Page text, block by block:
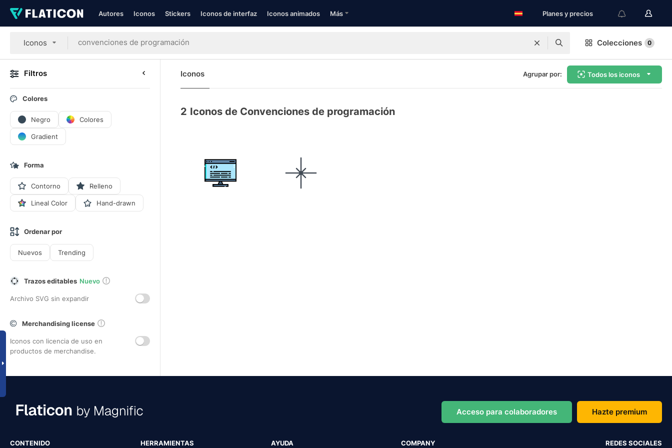
Autores Iconos Stickers Iconos de interfaz Iconos animados Más Planes y precios
Iconos Colecciones 0
Filtros
Colores
Negro Colores
Gradient
Forma
Contorno Relleno
Lineal Color Hand-drawn
Ordenar por
Nuevos Trending
Trazos editables Nuevo
Archivo SVG sin expandir
Merchandising license
Iconos con licencia de uso en
productos de merchandise.
Iconos Agrupar por: Todos los iconos
2 Iconos de Convenciones de programación
Acceso para colaboradores Hazte premium
CONTENIDO HERRAMIENTAS AYUDA COMPANY REDES SOCIALES